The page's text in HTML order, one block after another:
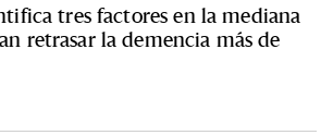
tres factores en la mediana
retrasar la demencia más de